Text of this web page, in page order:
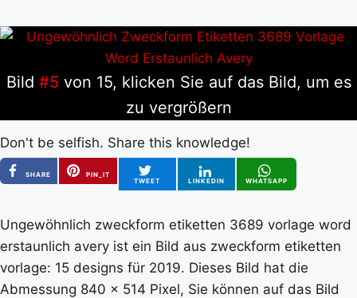
Bild #5 von 15, klicken Sie auf das Bild, um es
zu vergrößern
Don't be selfish. Share this knowledge!
SHARE
PIN_IT
TWEET
LINKEDIN WHATSAPP
Ungewöhnlich zweckform etiketten 3689 vorlage word
erstaunlich avery ist ein Bild aus zweckform etiketten
vorlage: 15 designs für 2019. Dieses Bild hat die
Abmessung 840 x 514 Pixel, Sie können auf das Bild